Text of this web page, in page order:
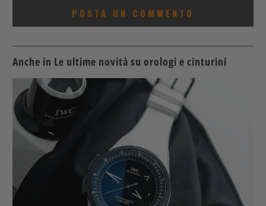
Anche in Le ultime novità su orologi e cinturini